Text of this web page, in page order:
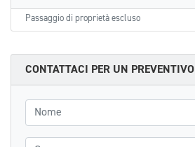
Passaggio di proprietà escluso
CONTATTACI PER UN PREVENTIVO
Nome